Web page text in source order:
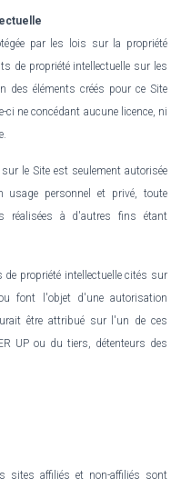
par les lois sur la propriété
de propriété intellectuelle sur les
des éléments créés pour ce Site
ci ne concédant aucune licence, ni
le Site est seulement autorisée
personnel et privé, toute
réalisées à d'autres fins étant
propriété intellectuelle cités sur
font l'objet d'une autorisation
être attribué sur l'un de ces
UP ou du tiers, détenteurs des
sites affiliés et non-affiliés sont